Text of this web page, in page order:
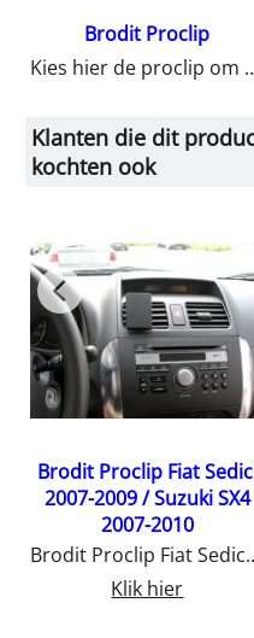
Brodit Proclip
Kies hier de proclip
Klanten die dit
kochten ook
Brodit Proclip Fiat
2007-2009 / Suzuki SX4
2007-2010
Brodit Proclip Fiat
Klik hier